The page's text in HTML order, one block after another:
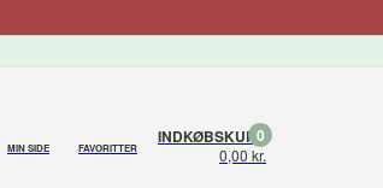
MIN SIDE FAVORITTER
INDKØBSKURV
0,00 kr.
0